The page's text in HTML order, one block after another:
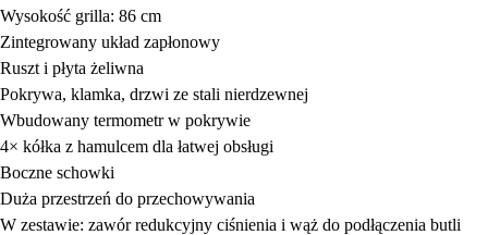
Wysokość grilla: 86 cm
Zintegrowany układ zapłonowy
Ruszt i płyta żeliwna
Pokrywa, klamka, drzwi ze stali nierdzewnej
Wbudowany termometr w pokrywie
4× kółka z hamulcem dla łatwej obsługi
Boczne schowki
Duża przestrzeń do przechowywania
W zestawie: zawór redukcyjny ciśnienia i wąż do podłączenia butli